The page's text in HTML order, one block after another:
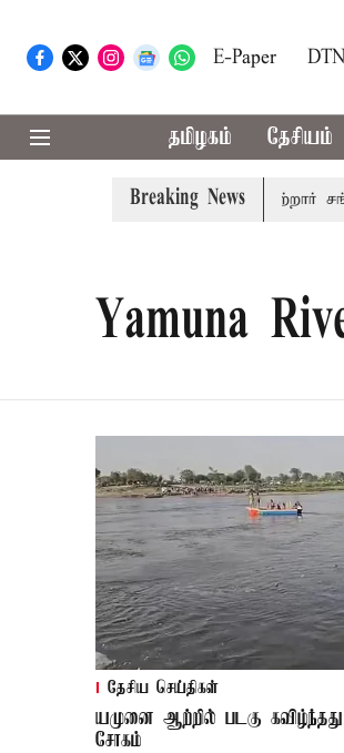
E-Paper
தமிழகம் தேசியம்
Breaking News
வழக்கை வாபஸ் பெற்றார் சங்கீதா
Yamuna
தேசிய செய்திகள்
யமுனை ஆற்றில் படகு
சோகம்